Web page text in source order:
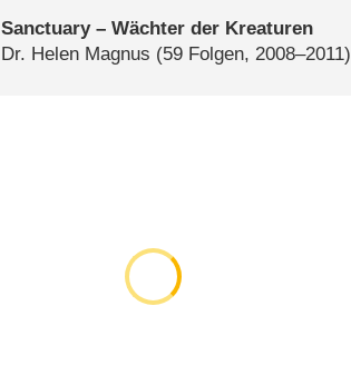
Sanctuary – Wächter der Kreaturen
Dr. Helen Magnus (59 Folgen, 2008–2011)